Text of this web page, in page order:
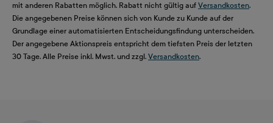
mit anderen Rabatten möglich. Rabatt nicht gültig auf Versandkosten.
Die angegebenen Preise können sich von Kunde zu Kunde auf der
Grundlage einer automatisierten Entscheidungsfindung unterscheiden.
Der angegebene Aktionspreis entspricht dem tiefsten Preis der letzten
30 Tage. Alle Preise inkl. Mwst. und zzgl. Versandkosten.